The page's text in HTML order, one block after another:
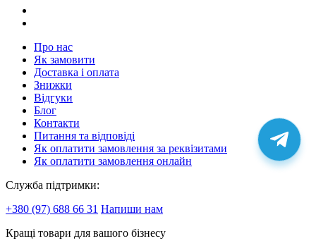
Про нас
Як замовити
Доставка і оплата
Знижки
Відгуки
Блог
Контакти
Питання та відповіді
Як оплатити замовлення за реквізитами
Як оплатити замовлення онлайн
Служба підтримки:
+380 (97) 688 66 31 Напиши нам
Кращі товари для вашого бізнесу